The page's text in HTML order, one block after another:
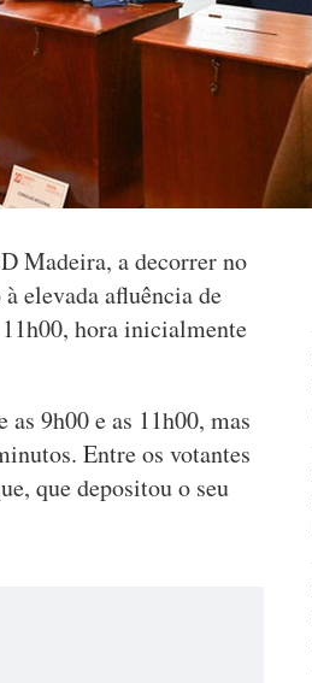
Madeira, a decorrer no
elevada afluência de
hora inicialmente
9h00 e as 11h00, mas
Entre os votantes
que depositou o seu